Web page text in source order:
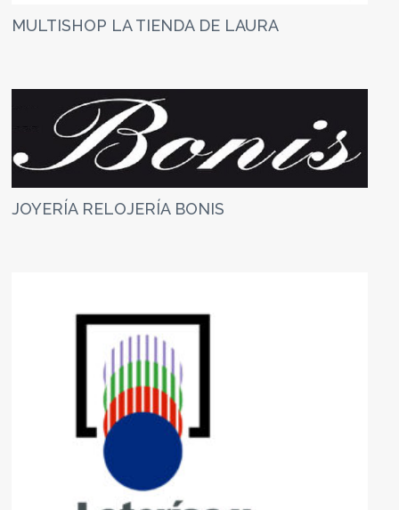
MULTISHOP LA TIENDA DE LAURA
JOYERÍA RELOJERÍA BONIS